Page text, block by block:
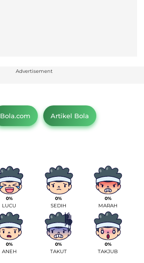
Advertisement
Bola.com Artikel Bola
0%
LUCU
0%
SEDIH
0%
MARAH
0%
ANEH
0%
TAKUT
0%
TAKJUB